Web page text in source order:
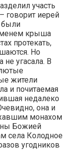
участь
говорит иерей
были
крыша
протекать,
Но
не угасала. В
жители
и почитаемая
недалеко
она и
монахом
Божией
села Колодное
угодников